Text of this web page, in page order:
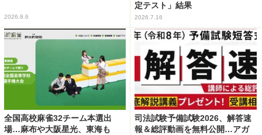
2026.8.6
定テスト」結果
2026.7.16
全国高校麻雀32チーム本選出
場…麻布や大阪星光、東海も
司法試験予備試験2026、解答速
報＆総評動画を無料公開…アガ